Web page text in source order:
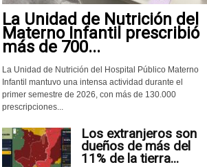
La Unidad de Nutrición del
Materno Infantil prescribió
más de 700...
La Unidad de Nutrición del Hospital Público Materno
Infantil mantuvo una intensa actividad durante el
primer semestre de 2026, con más de 130.000
prescripciones...
Los extranjeros son
dueños de más del
11% de la tierra...